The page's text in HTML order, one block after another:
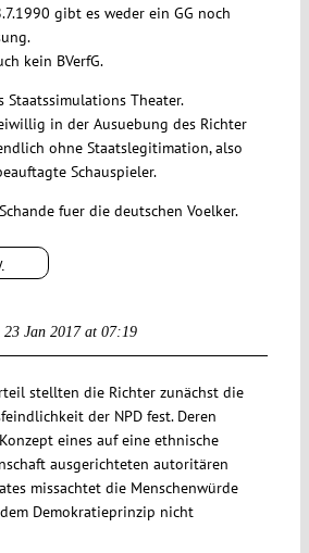
gibt es weder ein GG noch
kein BVerfG.
Staatssimulations Theater.
in der Ausuebung des Richter
ohne Staatslegitimation, also
Schauspieler.
fuer die deutschen Voelker.
23 Jan 2017 at 07:19
stellten die Richter zunächst die
der NPD fest. Deren
eines auf eine ethnische
ausgerichteten autoritären
missachtet die Menschenwürde
Demokratieprinzip nicht